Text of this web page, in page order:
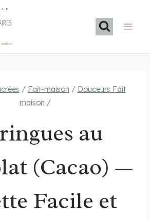
maison
/ Fait-maison / Douceurs Fait
maison /
au
(Cacao) —
Facile et